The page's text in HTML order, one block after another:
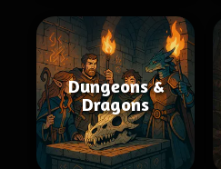
Dungeons &
Dragons